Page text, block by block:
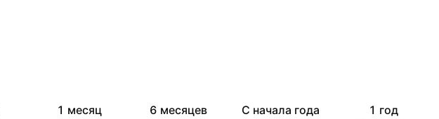
1 месяц
6 месяцев
С начала года
1 год